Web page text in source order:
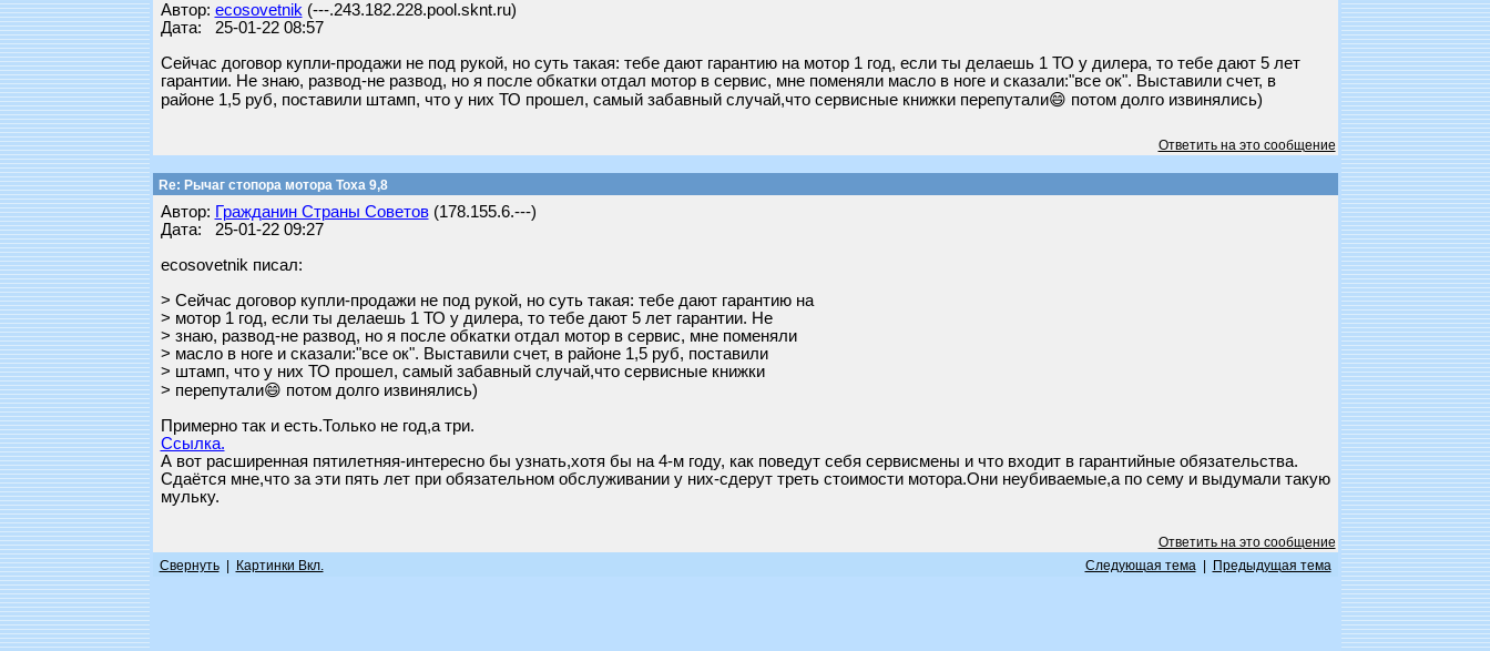
Автор: ecosovetnik (---.243.182.228.pool.sknt.ru)
Дата: 25-01-22 08:57
Сейчас договор купли-продажи не под рукой, но суть такая: тебе дают гарантию на мотор 1 год, если ты делаешь 1 ТО у дилера, то тебе дают 5 лет
гарантии. Не знаю, развод-не развод, но я после обкатки отдал мотор в сервис, мне поменяли масло в ноге и сказали:"все ок". Выставили счет, в
районе 1,5 руб, поставили штамп, что у них ТО прошел, самый забавный случай,что сервисные книжки перепутали😄 потом долго извинялись)
Ответить на это сообщение
Re: Рычаг стопора мотора Тоха 9,8
Автор: Гражданин Страны Советов(178.155.6.---)
Дата: 25-01-22 09:27
ecosovetnik писал:
> Сейчас договор купли-продажи не под рукой, но суть такая: тебе дают гарантию на
> мотор 1 год, если ты делаешь 1 ТО у дилера, то тебе дают 5 лет гарантии. Не
> знаю, развод-не развод, но я после обкатки отдал мотор в сервис, мне поменяли
> масло в ноге и сказали:"все ок". Выставили счет, в районе 1,5 руб, поставили
> штамп, что у них ТО прошел, самый забавный случай,что сервисные книжки
> перепутали😄 потом долго извинялись)
Примерно так и есть.Только не год,а три.
Ссылка.
А вот расширенная пятилетняя-интересно бы узнать,хотя бы на 4-м году, как поведут себя сервисмены и что входит в гарантийные обязательства.
Сдаётся мне,что за эти пять лет при обязательном обслуживании у них-сдерут треть стоимости мотора.Они неубиваемые,а по сему и выдумали такую
мульку.
Ответить на это сообщение
Свернуть| Картинки Вкл. Следующая тема| Предыдущая тема